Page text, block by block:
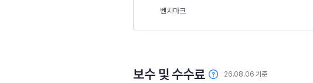
벤치마크
보수 및 수수료 26.08.06 기준